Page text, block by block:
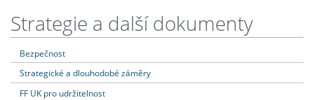
Strategie a další dokumenty
Bezpečnost
Strategické a dlouhodobé záměry
FF UK pro udržitelnost